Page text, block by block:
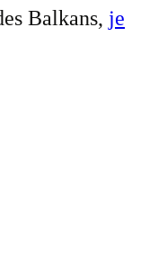
Balkans, je